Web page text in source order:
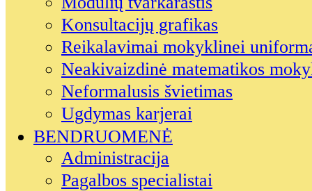
Konsultacijų grafikas
Reikalavimai mokyklinei
Neakivaizdinė matematikos
Neformalusis švietimas
Ugdymas karjerai
BENDRUOMENĖ
Administracija
Pagalbos specialistai